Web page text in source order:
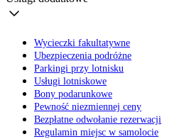
Wycieczki fakultatywne
Ubezpieczenia podróżne
Parkingi przy lotnisku
Usługi lotniskowe
Bony podarunkowe
Pewność niezmiennej ceny
Bezpłatne odwołanie rezerwacji
Regulamin miejsc w samolocie